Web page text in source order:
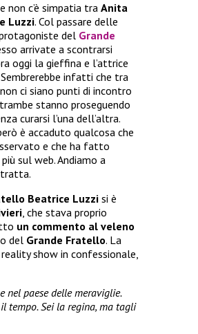
non c’è simpatia tra Anita
Luzzi. Col passare delle
del Grande
arrivate a scontrarsi
oggi la gieffina e l’attrice
infatti che tra
non ci siano punti di incontro
stanno proseguendo
curarsi l’una dell’altra.
è accaduto qualcosa che
e che ha fatto
sul web. Andiamo a
tratta.
Beatrice Luzzisi è
, che stava proprio
un commento al veleno
del Grande Fratello. La
show in confessionale,
nel paese delle meraviglie.
tempo. Sei la regina, ma tagli